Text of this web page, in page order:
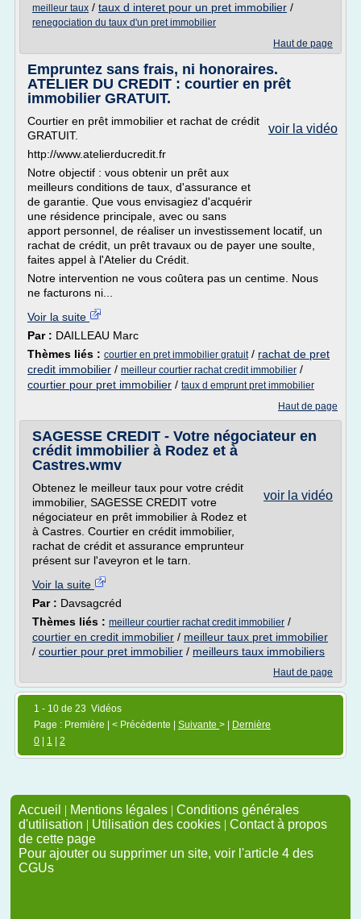
meilleur taux / taux d interet pour un pret immobilier /
renegociation du taux d'un pret immobilier
Haut de page
Empruntez sans frais, ni honoraires.
ATELIER DU CREDIT : courtier en prêt
immobilier GRATUIT.
voir la vidéo
Courtier en prêt immobilier et rachat de crédit
GRATUIT.
http://www.atelierducredit.fr
Notre objectif : vous obtenir un prêt aux
meilleurs conditions de taux, d'assurance et
de garantie. Que vous envisagiez d'acquérir
une résidence principale, avec ou sans
apport personnel, de réaliser un investissement locatif, un
rachat de crédit, un prêt travaux ou de payer une soulte,
faites appel à l'Atelier du Crédit.
Notre intervention ne vous coûtera pas un centime. Nous
ne facturons ni...
Voir la suite
Par : DAILLEAU Marc
Thèmes liés : courtier en pret immobilier gratuit/ rachat de pret
credit immobilier / meilleur courtier rachat credit immobilier /
courtier pour pret immobilier / taux d emprunt pret immobilier
Haut de page
SAGESSE CREDIT - Votre négociateur en
crédit immobilier à Rodez et à
Castres.wmv
voir la vidéo
Obtenez le meilleur taux pour votre crédit
immobilier, SAGESSE CREDIT votre
négociateur en prêt immobilier à Rodez et
à Castres. Courtier en crédit immobilier,
rachat de crédit et assurance emprunteur
présent sur l'aveyron et le tarn.
Voir la suite
Par : Davsagcréd
Thèmes liés : meilleur courtier rachat credit immobilier /
courtier en credit immobilier / meilleur taux pret immobilier
/ courtier pour pret immobilier / meilleurs taux immobiliers
Haut de page
1 - 10 de 23 Vidéos
Page : Première | < Précédente | Suivante > |
Dernière
0
1 2
Accueil | Mentions légales | Conditions générales
d'utilisation | Utilisation des cookies | Contact à propos
de cette page
Pour ajouter ou supprimer un site, voir l'article 4 des
CGUs